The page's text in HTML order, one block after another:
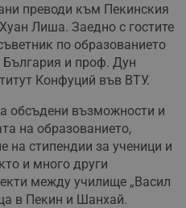
преводи към Пекинския
Лиша. Заедно с гостите
по образованието
и проф. Дун
Конфуций във ВТУ.
обсъдени възможности и
на образованието,
на стипендии за ученици и
и много други
между училище „Васил
в Пекин и Шанхай.